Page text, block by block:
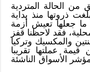
الحالة المتردية
ذروتها منذ بداية
ما جعلها تعيش أزمة
فقد لاحظنا قفز
والمكسيك وتركيا
عملتها تقريبا
تراجع مؤشر الأسواق الناشئة